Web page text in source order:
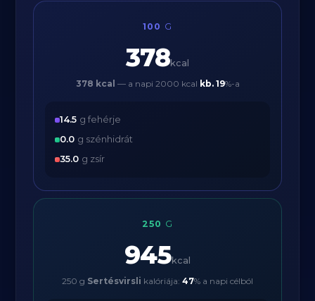
100 G
378kcal
378 kcal — a napi 2000 kcal kb. 19%-a
14.5 g fehérje
0.0 g szénhidrát
35.0 g zsír
250 G
945kcal
250 g Sertésvirsli kalóriája: 47% a napi célból